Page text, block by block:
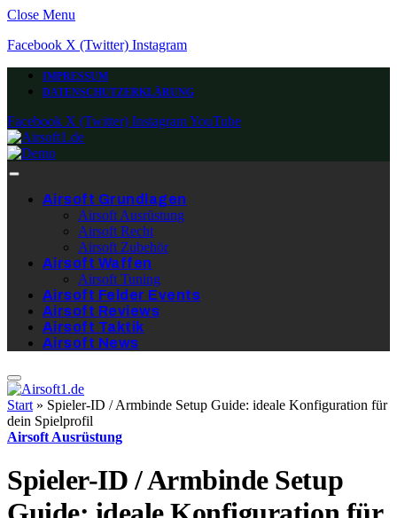
Close Menu
Facebook X (Twitter) Instagram
IMPRESSUM
DATENSCHUTZERKLÄRUNG
Facebook X (Twitter) InstagramYouTube
Airsoft Grundlagen
Airsoft Ausrüstung
Airsoft Recht
Airsoft Zubehör
Airsoft Waffen
Airsoft Tuning
Airsoft Felder Events
Airsoft Reviews
Airsoft Taktik
Airsoft News
Start » Spieler-ID / Armbinde Setup Guide: ideale Konfiguration für
dein Spielprofil
Airsoft Ausrüstung
Spieler-ID / Armbinde Setup